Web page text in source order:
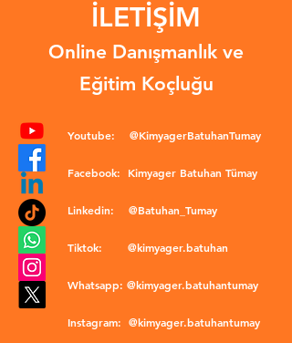
İLETİŞİM
Online Danışmanlık ve
Eğitim Koçluğu
Youtube: @KimyagerBatuhanTumay
Facebook: Kimyager Batuhan Tümay
Linkedin: @Batuhan_Tumay
Tiktok: @kimyager.batuhan
Whatsapp: @kimyager.batuhantumay
Instagram: @kimyager.batuhantumay